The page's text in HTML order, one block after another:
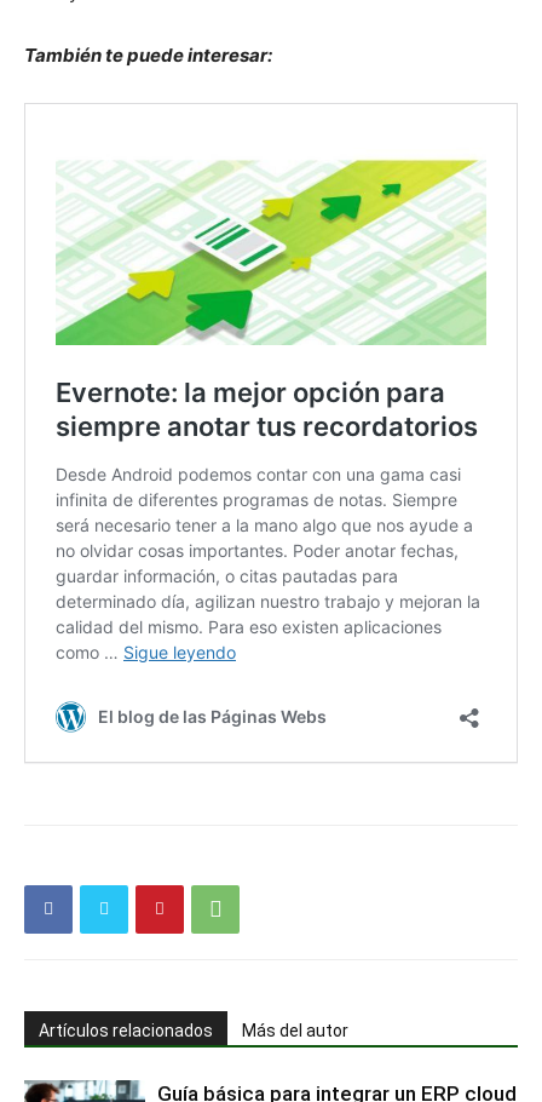
También te puede interesar:
Artículos relacionados Más del autor
Guía básica para integrar un ERP cloud